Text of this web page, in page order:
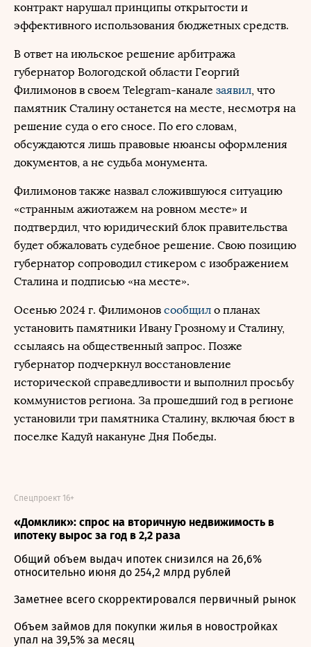
контракт нарушал принципы открытости и
эффективного использования бюджетных средств.
В ответ на июльское решение арбитража
губернатор Вологодской области Георгий
Филимонов в своем Telegram-канале заявил, что
памятник Сталину останется на месте, несмотря на
решение суда о его сносе. По его словам,
обсуждаются лишь правовые нюансы оформления
документов, а не судьба монумента.
Филимонов также назвал сложившуюся ситуацию
«странным ажиотажем на ровном месте» и
подтвердил, что юридический блок правительства
будет обжаловать судебное решение. Свою позицию
губернатор сопроводил стикером с изображением
Сталина и подписью «на месте».
Осенью 2024 г. Филимонов сообщил о планах
установить памятники Ивану Грозному и Сталину,
ссылаясь на общественный запрос. Позже
губернатор подчеркнул восстановление
исторической справедливости и выполнил просьбу
коммунистов региона. За прошедший год в регионе
установили три памятника Сталину, включая бюст в
поселке Кадуй накануне Дня Победы.
«Домклик»: спрос на вторичную недвижимость в
ипотеку вырос за год в 2,2 раза
Спецпроект 16+
Общий объем выдач ипотек снизился на 26,6%
относительно июня до 254,2 млрд рублей
Заметнее всего скорректировался первичный рынок
Объем займов для покупки жилья в новостройках
упал на 39,5% за месяц